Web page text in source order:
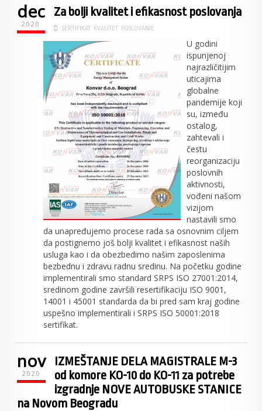
dec
2020
Za bolji kvalitet i efikasnost poslovanja
SERTIFIKAT KVALITET POSLOVANJE
U godini
ispunjenoj
najrazličitijim
uticajima
globalne
pandemije koji
su, između
ostalog,
zahtevali i
čestu
reorganizaciju
poslovnih
aktivnosti,
vođeni našom
vizijom
nastavili smo
da unapređujemo procese rada sa osnovnim ciljem
da postignemo još bolji kvalitet i efikasnost naših
usluga kao i da obezbedimo našim zaposlenima
bezbednu i zdravu radnu sredinu. Na početku godine
implementirali smo standard SRPS ISO 27001:2014,
sredinom godine završili resertifikaciju ISO 9001,
14001 i 45001 standarda da bi pred sam kraj godine
uspešno implementirali i SRPS ISO 50001:2018
sertifikat.
nov
2020
IZMEŠTANJE DELA MAGISTRALE M-3
od komore KO-10 do KO-11 za potrebe
izgradnje NOVE AUTOBUSKE STANICE
na Novom Beogradu